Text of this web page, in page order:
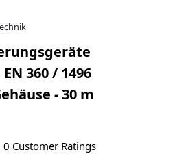
360 / 1496
- 30 m
0 Customer Ratings